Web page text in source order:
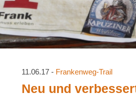
11.06.17 - Frankenweg-Trail
Neu und